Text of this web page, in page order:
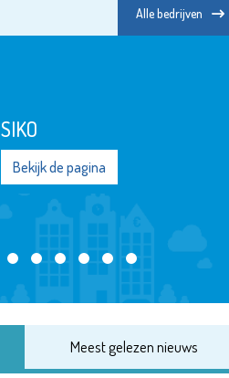
Alle bedrijven
SIKO
Bekijk de pagina
Meest gelezen nieuws